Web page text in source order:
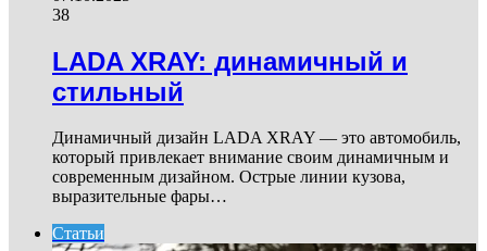
38
LADA XRAY: динамичный и
стильный
Динамичный дизайн LADA XRAY — это автомобиль,
который привлекает внимание своим динамичным и
современным дизайном. Острые линии кузова,
выразительные фары…
Статьи